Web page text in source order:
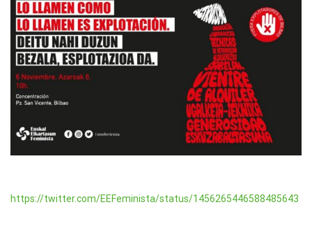
https://twitter.com/EEFeminista/status/1456265446588485643